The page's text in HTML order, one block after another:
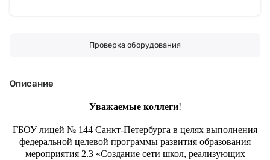
Проверка оборудования
Описание
Уважаемые коллеги!
ГБОУ лицей № 144 Санкт-Петербурга в целях выполнения
федеральной целевой программы развития образования
мероприятия 2.3 «Создание сети школ, реализующих